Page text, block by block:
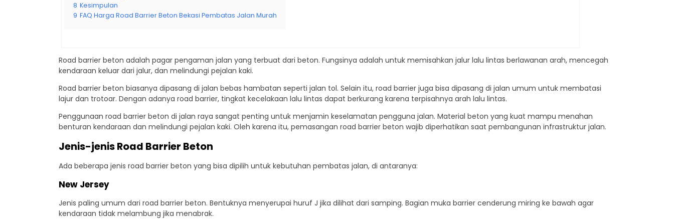
8 Kesimpulan
9 FAQ Harga Road Barrier Beton Bekasi Pembatas Jalan Murah
Road barrier beton adalah pagar pengaman jalan yang terbuat dari beton. Fungsinya adalah untuk memisahkan jalur lalu lintas berlawanan arah, mencegah
kendaraan keluar dari jalur, dan melindungi pejalan kaki.
Road barrier beton biasanya dipasang di jalan bebas hambatan seperti jalan tol. Selain itu, road barrier juga bisa dipasang di jalan umum untuk membatasi
lajur dan trotoar. Dengan adanya road barrier, tingkat kecelakaan lalu lintas dapat berkurang karena terpisahnya arah lalu lintas.
Penggunaan road barrier beton di jalan raya sangat penting untuk menjamin keselamatan pengguna jalan. Material beton yang kuat mampu menahan
benturan kendaraan dan melindungi pejalan kaki. Oleh karena itu, pemasangan road barrier beton wajib diperhatikan saat pembangunan infrastruktur jalan.
Jenis-jenis Road Barrier Beton
Ada beberapa jenis road barrier beton yang bisa dipilih untuk kebutuhan pembatas jalan, di antaranya:
New Jersey
Jenis paling umum dari road barrier beton. Bentuknya menyerupai huruf J jika dilihat dari samping. Bagian muka barrier cenderung miring ke bawah agar
kendaraan tidak melambung jika menabrak.